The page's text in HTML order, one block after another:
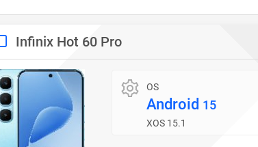
Infinix Hot 60 Pro
OS
Android 15
XOS 15.1